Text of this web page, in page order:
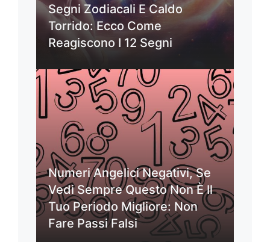
Segni Zodiacali E Caldo
Torrido: Ecco Come
Reagiscono I 12 Segni
Numeri Angelici Negativi, Se
Vedi Sempre Questo Non È Il
Tuo Periodo Migliore: Non
Fare Passi Falsi